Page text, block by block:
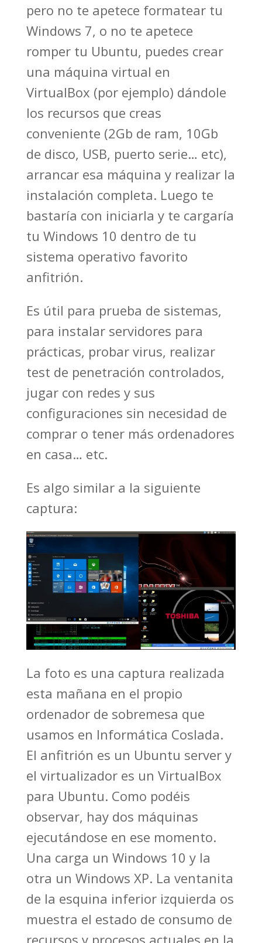
pero no te apetece formatear tu
Windows 7, o no te apetece
romper tu Ubuntu, puedes crear
una máquina virtual en
VirtualBox (por ejemplo) dándole
los recursos que creas
conveniente (2Gb de ram, 10Gb
de disco, USB, puerto serie… etc),
arrancar esa máquina y realizar la
instalación completa. Luego te
bastaría con iniciarla y te cargaría
tu Windows 10 dentro de tu
sistema operativo favorito
anfitrión.
Es útil para prueba de sistemas,
para instalar servidores para
prácticas, probar virus, realizar
test de penetración controlados,
jugar con redes y sus
configuraciones sin necesidad de
comprar o tener más ordenadores
en casa… etc.
Es algo similar a la siguiente
captura:
La foto es una captura realizada
esta mañana en el propio
ordenador de sobremesa que
usamos en Informática Coslada.
El anfitrión es un Ubuntu server y
el virtualizador es un VirtualBox
para Ubuntu. Como podéis
observar, hay dos máquinas
ejecutándose en ese momento.
Una carga un Windows 10 y la
otra un Windows XP. La ventanita
de la esquina inferior izquierda os
muestra el estado de consumo de
recursos y procesos actuales en la